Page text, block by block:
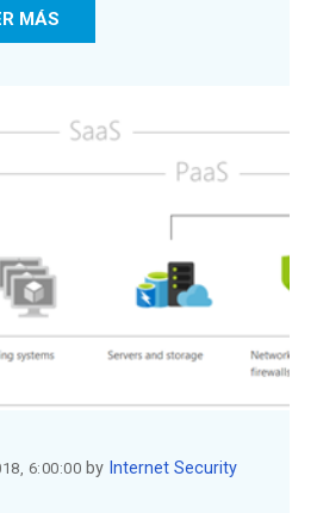
MÁS
6:00:00 by Internet Security